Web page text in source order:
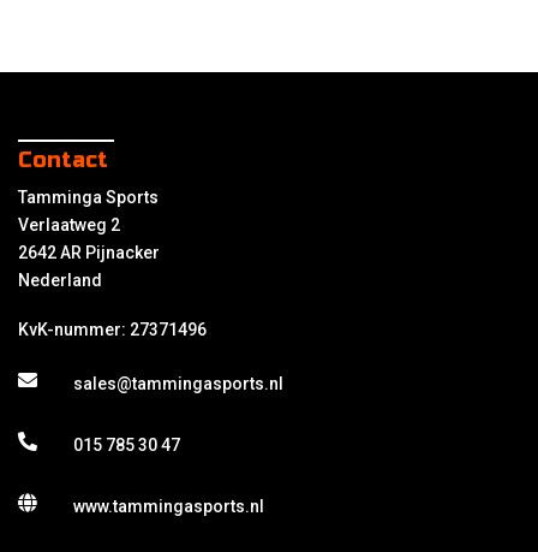
Contact
Tamminga Sports
Verlaatweg 2
2642 AR Pijnacker
Nederland
KvK-nummer: 27371496
sales@tammingasports.nl
015 785 30 47
www.tammingasports.nl